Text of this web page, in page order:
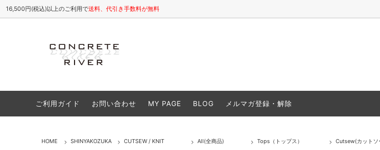
16,500円(税込)以上のご利用で送料、代引き手数料が無料
cheeba cheeba records VIVIFY
Cutsew(カットソー) Shirts(シャツ)
Accessory(アクセサリー) Goods(グッズ) Socks(ソ
ご利用ガイド お問い合わせ MY PAGE BLOG メルマガ登録・解除
HOME SHINYAKOZUKA CUTSEW / KNIT All(全商品) Tops（トップス） Cutsew(カットソ